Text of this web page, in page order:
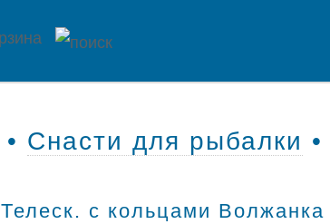
• Снасти для рыбалки •
Телеск. с кольцами Волжанка